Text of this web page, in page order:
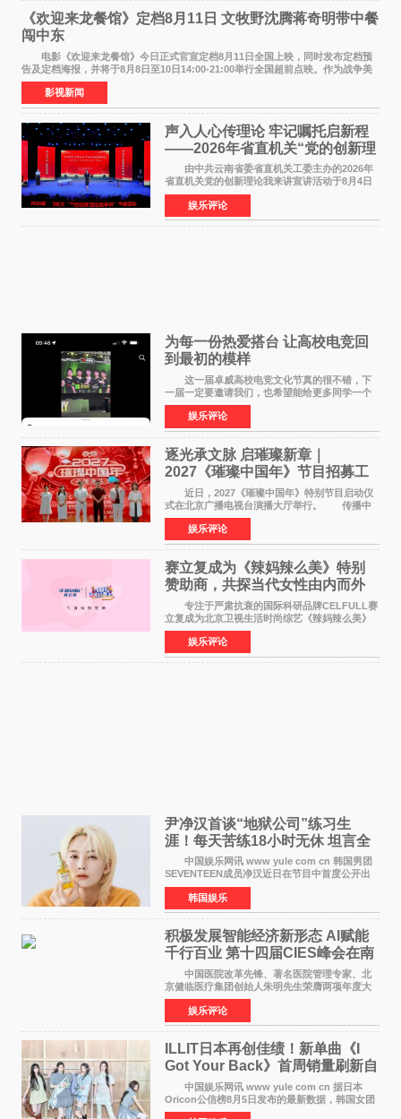
《欢迎来龙餐馆》定档8月11日 文牧野沈腾蒋奇明带中餐
闯中东
电影《欢迎来龙餐馆》今日正式官宣定档8月11日全国上映，同时发布定档预
告及定档海报，并将于8月8日至10日14:00-21:00举行全国超前点映。作为战争美
食大片，影片讲述的是中国厨师徐福（沈腾
影视新闻
声入人心传理论 牢记嘱托启新程
——2026年省直机关“党的创新理
论我来讲”宣讲活动圆满落幕
由中共云南省委省直机关工委主办的2026年
省直机关党的创新理论我来讲宣讲活动于8月4日
至5日在昆明举办。活动以 "牢记嘱托 感恩奋进
开创云南发展新局面 "为主题，坚持以新时代中国
特色社会主义
娱乐评论
为每一份热爱搭台 让高校电竞回
到最初的模样
这一届卓威高校电竞文化节真的很不错，下
一届一定要邀请我们，也希望能给更多同学一个
来到现场的机会。 2026卓威高校电竞文化节
已经落下帷幕，在活动结束后，仍有不少高校电
竞社负责人和现
娱乐评论
逐光承文脉 启璀璨新章｜
2027《璀璨中国年》节目招募工
作圆满启动
近日，2027《璀璨中国年》特别节目启动仪
式在北京广播电视台演播大厅举行。 传播中
华优秀传统文化，弘扬纯正国风艺术，打造高规
格、高质感、正能量的文艺盛典，是璀璨中国年
矢志不渝的初心
娱乐评论
赛立复成为《辣妈辣么美》特别
赞助商，共探当代女性由内而外
活力美
专注于严肃抗衰的国际科研品牌CELFULL赛
立复成为北京卫视生活时尚综艺《辣妈辣么美》
的特别赞助商,明星辣妈袁咏仪倾情参与，向广大
都市女性传递健康生活新主张，寄语当代女性在
家庭与自我之间
娱乐评论
尹净汉首谈“地狱公司”练习生
涯！每天苦练18小时无休 坦言全
靠成员撑过来
中国娱乐网讯 www yule com cn 韩国男团
SEVENTEEN成员净汉近日在节目中首度公开出
道前的残酷练习生经历，并提及经纪公司Pledis
娱乐，引发广泛关注。 在8月2日播出的日本
TBS综艺节目《周
韩国娱乐
积极发展智能经济新形态 Al赋能
千行百业 第十四届CIES峰会在南
京盛大召开
中国医院改革先锋、著名医院管理专家、北
京健临医疗集团创始人朱明先生荣膺两项年度大
奖 2026年7月31日，盛夏金陵，长江之畔，
以重落地·真务实·强链接为主题的2026&lsquo;人
工智能+&rsquo
娱乐评论
ILLIT日本再创佳绩！新单曲《I
Got Your Back》首周销量刷新自
身纪录
中国娱乐网讯 www yule com cn 据日本
Oricon公信榜8月5日发布的最新数据，韩国女团
ILLIT在日本发行的第二张单曲《I Got Your